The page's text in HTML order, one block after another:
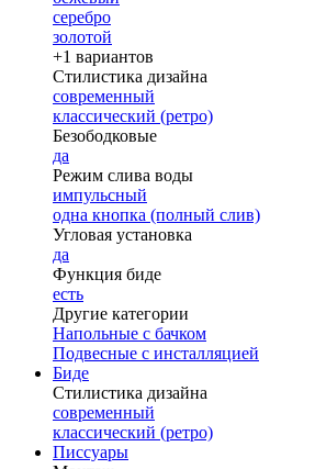
серебро
золотой
+1 вариантов
Стилистика дизайна
современный
классический (ретро)
Безободковые
да
Режим слива воды
импульсный
одна кнопка (полный слив)
Угловая установка
да
Функция биде
есть
Другие категории
Напольные с бачком
Подвесные с инсталляцией
Биде
Стилистика дизайна
современный
классический (ретро)
Писсуары